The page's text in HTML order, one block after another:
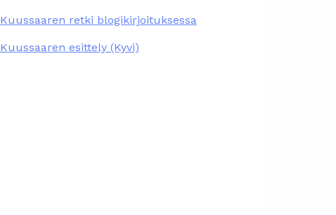
Kuussaaren retki blogikirjoituksessa
Kuussaaren esittely (Kyvi)